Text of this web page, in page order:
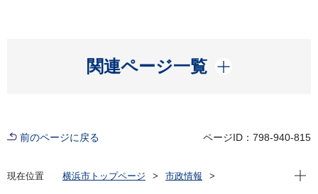
関連ページ一覧
開く
前のページに戻る ページID：798-940-815
現在位置 横浜市トップページ
市政情報
現在